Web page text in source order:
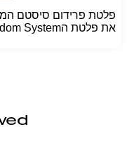
פלטת פרידום סיסטם
את פלטת הFreedom System הייחודית שלכם עכשיו באתר.